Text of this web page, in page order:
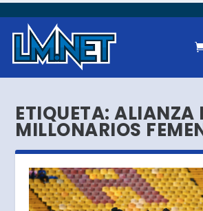
ETIQUETA:ALIANZA
MILLONARIOS